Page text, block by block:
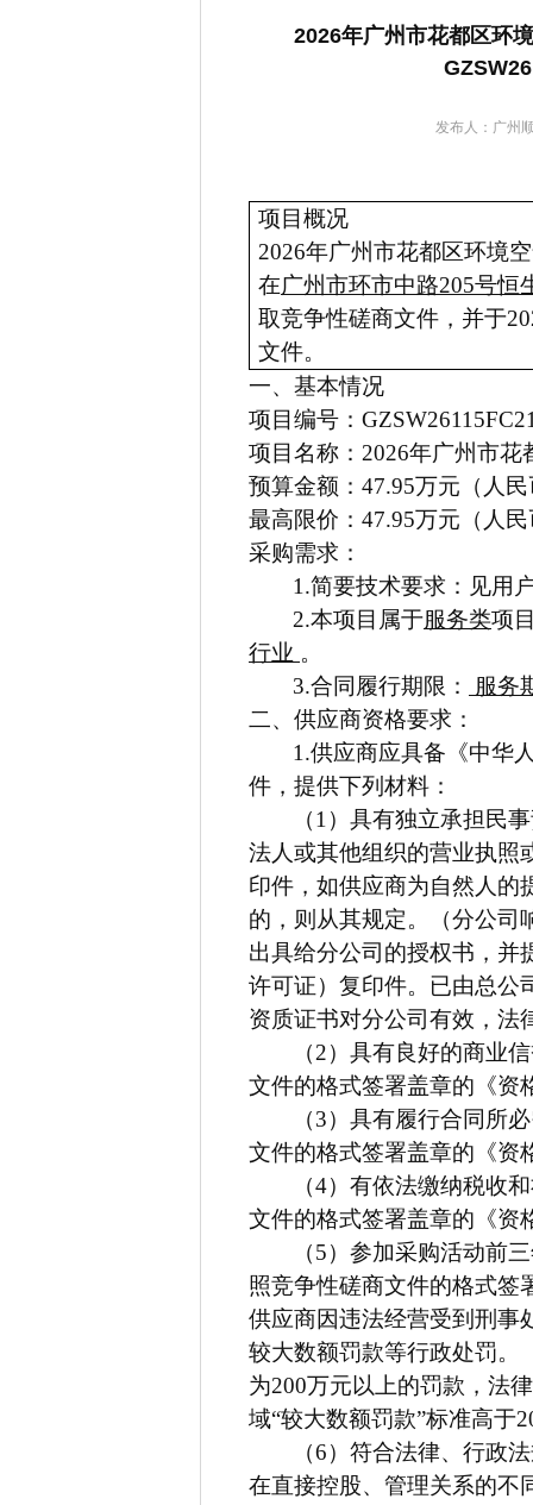
2026年广州市花都区环
发布人：广州
项目概况
2026年广州市花都区环境
在广州市环市中路205号恒
取竞争性磋商文件，并于
文件。
一、基本情况
项目 编号：
项目名称：2026年广州市
预算金额 ： 47.95万元（ 人
最高限价： 47.95万元（人
采购需求：
1.简要技术要求：见用
2.本项目属于服务类项
行业 。
3.合同履行期限：
服务
二、供应商资格要求：
1.供应商应具备《中华
件，提供下列材料：
（1）具有独立承担民
法人或其他组织的营业执照
印件，如供应商为自然人的
的，则从其规定。（分公司
出具给分公司的授权书，并
许可证）复印件。已由总公
资质证书对分公司有效，法
（2）具有良好的商业
文件的格式签署盖章的《资
（3）具有履行合同所
文件的格式签署盖章的《资
（4）有依法缴纳税收
文件的格式签署盖章的《资
（5）参加采购活动前
照竞争性磋商文件的格式签
供应商因违法经营受到刑事
较大数额罚款等行政处罚。
为200万元以上的罚款，法
域“较大数额罚款”标准高于
（6）符合法律、行政
在直接控股、管理关系的不